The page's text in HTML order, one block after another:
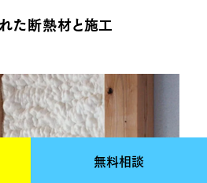
た断熱材と施工
無料相談